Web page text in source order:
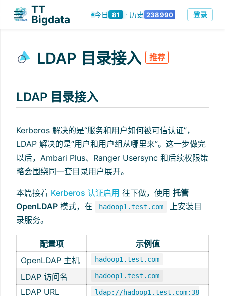
TT
Bigdata
今日 81 · 历史 238990 登录
LDAP 目录接入 推荐
LDAP 目录接入
Kerberos 解决的是“服务和用户如何被可信认证”，
LDAP 解决的是“用户和用户组从哪里来”。这一步做完
以后，Ambari Plus、Ranger Usersync 和后续权限策
略会围绕同一套目录用户展开。
本篇接着 Kerberos 认证启用 往下做，使用 托管
OpenLDAP 模式，在 hadoop1.test.com
上安装目
录服务。
配置项
示例值
OpenLDAP 主机
hadoop1.test.com
LDAP 访问名 hadoop1.test.com
LDAP URL
ldap://hadoop1.test.com:38